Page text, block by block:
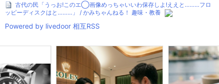
古代の民「うっお!このエ◯画像めっちゃいいわ保存しよ!ええと………フロ
ッピーディスクはと………」 / かみちゃんねる！ 趣味・教養
Powered by livedoor 相互RSS